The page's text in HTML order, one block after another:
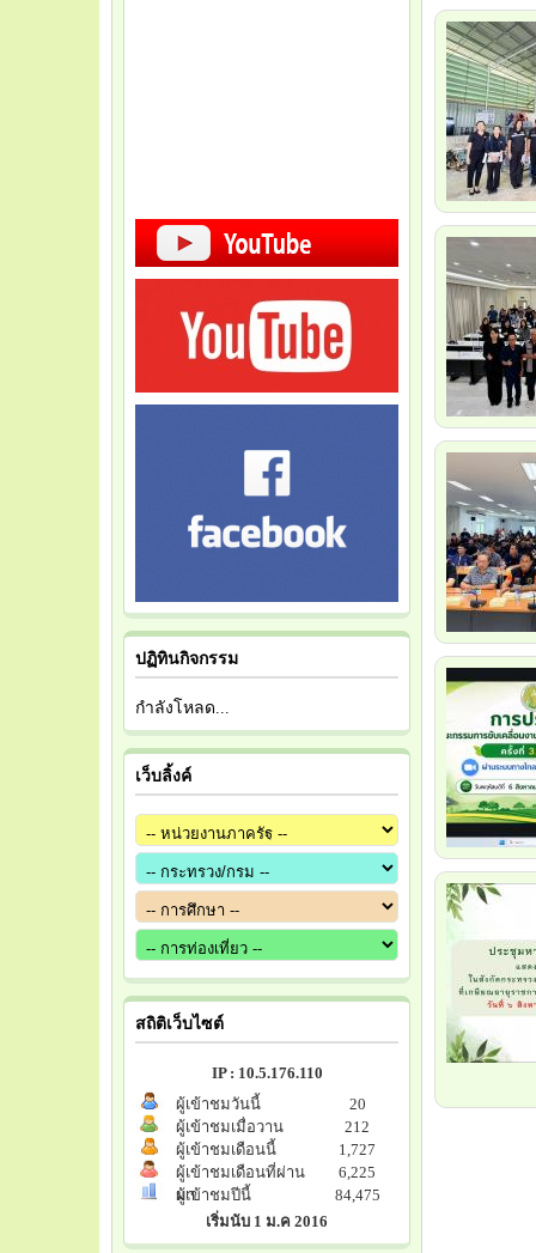
ปฏิทินกิจกรรม
กำลังโหลด...
เว็บลิ้งค์
สถิติเว็บไซต์
IP : 10.5.176.110
ผู้เข้าชมวันนี้
20
ผู้เข้าชมเมื่อวาน
212
ผู้เข้าชมเดือนนี้
1,727
ผู้เข้าชมเดือนที่ผ่าน
มา
6,225
ผู้เข้าชมปีนี้
84,475
เริ่มนับ 1 ม.ค 2016